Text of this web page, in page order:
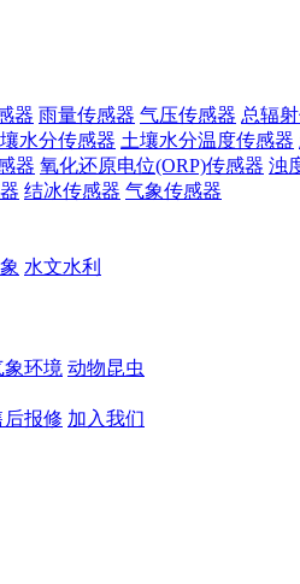
器 雨量传感器 气压传感器 总辐
水分传感器 土壤水分温度传感器
器 氧化还原电位(ORP)传感器 浊
结冰传感器 气象传感器
水文水利
象环境 动物昆虫
后报修 加入我们